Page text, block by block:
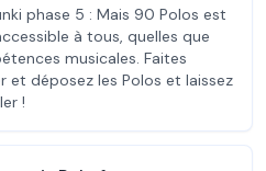
phase 5 : Mais 90 Polos est
à tous, quelles que
musicales. Faites
et déposez les Polos et laissez
!